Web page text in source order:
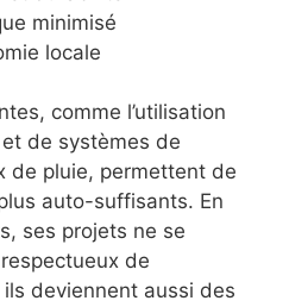
minimisé
locale
comme l’utilisation
de systèmes de
de pluie, permettent de
auto-suffisants. En
ses projets ne se
de
ils deviennent aussi des